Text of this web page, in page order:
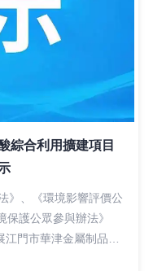
綜合利用擴建項目
》、《環境影響評價公
護公眾參與辦法》
門市華津金屬制品有